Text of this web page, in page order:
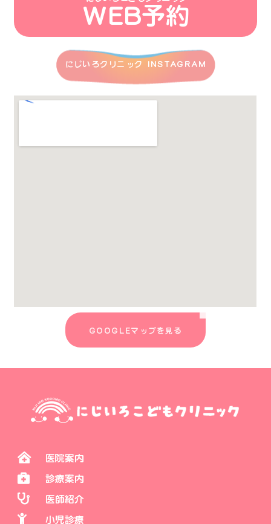
WEB予約
にじいろクリニック INSTAGRAM
GOOGLEマップを見る
医院案内
診療案内
医師紹介
小児診療